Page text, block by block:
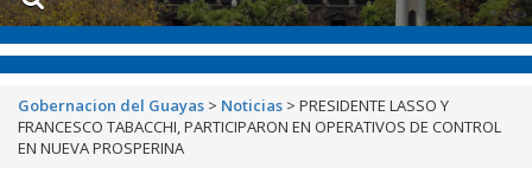
Gobernacion del Guayas > Noticias > PRESIDENTE LASSO Y
FRANCESCO TABACCHI, PARTICIPARON EN OPERATIVOS DE CONTROL
EN NUEVA PROSPERINA